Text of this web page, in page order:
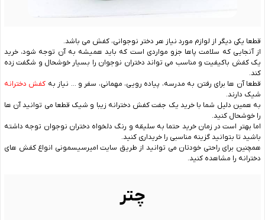
قطعا یکی دیگر از لوازم مورد نیاز هر دختر نوجوانی، کفش می باشد.
از آنجایی که سلامت پاها جزو مواردی است که باید همیشه به آن توجه شود، خرید
یک کفش باکیفیت و مناسب می تواند دختران نوجوان را بسیار خوشحال و شگفت زده
کند.
قطعا آن ها برای رفتن به مدرسه، پیاده‌ رویی، مهمانی، سفر و … نیاز به کفش دخترانه
شیک دارند.
به همین دلیل شما با خرید یک جفت کفش دخترانه زیبا و شیک قطعا می توانید آن ها
را خوشحال کنید.
اما بهتر است در زمان خرید حتما به سلیقه و رنگ دلخواه دختران نوجوان توجه داشته
باشید تا بتوانید گزینه مناسبی را خریداری کنید.
همچنین برای راحتی خودتان می توانید از طریق سایت امیرسیسمونی انواع کفش های
دخترانه را مشاهده کنید.
چتر